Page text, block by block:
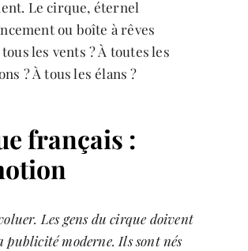
Le cirque, éternel
ou boîte à rêves
les vents ? À toutes les
? À tous les élans ?
français :
Les gens du cirque doivent
publicité moderne. Ils sont nés